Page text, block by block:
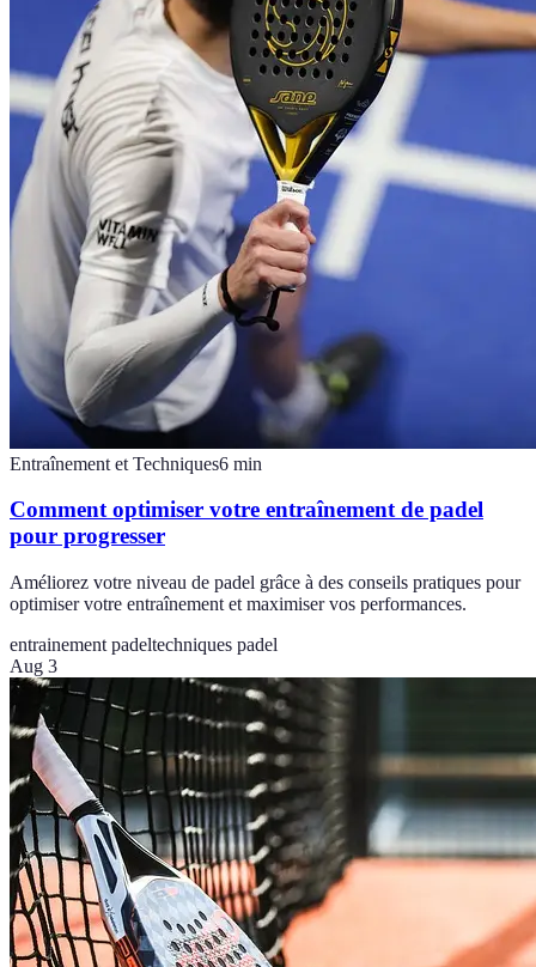
Entraînement et Techniques6 min
Comment optimiser votre entraînement de padel
pour progresser
Améliorez votre niveau de padel grâce à des conseils pratiques pour
optimiser votre entraînement et maximiser vos performances.
entrainement padeltechniques padel
Aug 3